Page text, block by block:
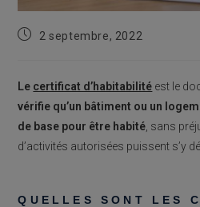
Publication
2 septembre, 2022
Le certificat d’habitabilité est le
vérifie qu’un bâtiment ou un
de base pour être habité , sans
d’activités autorisées puissent s’y
QUELLES SONT LES